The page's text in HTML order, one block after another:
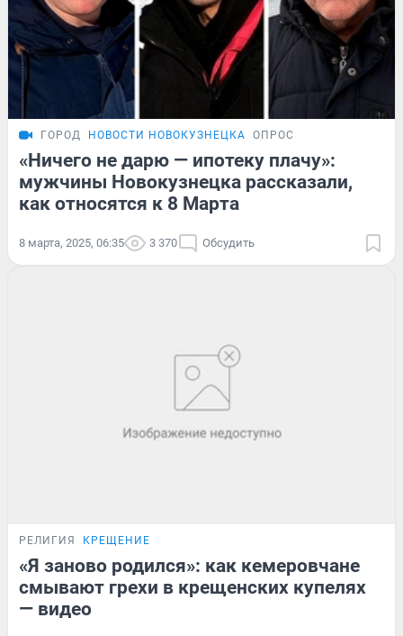
ГОРОД НОВОСТИ НОВОКУЗНЕЦКА ОПРОС
«Ничего не дарю — ипотеку плачу»:
мужчины Новокузнецка рассказали,
как относятся к 8 Марта
8 марта, 2025, 06:35 3 370 Обсудить
РЕЛИГИЯ КРЕЩЕНИЕ
«Я заново родился»: как кемеровчане
смывают грехи в крещенских купелях
— видео